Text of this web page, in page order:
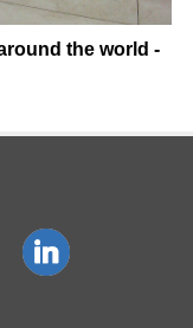
the world -